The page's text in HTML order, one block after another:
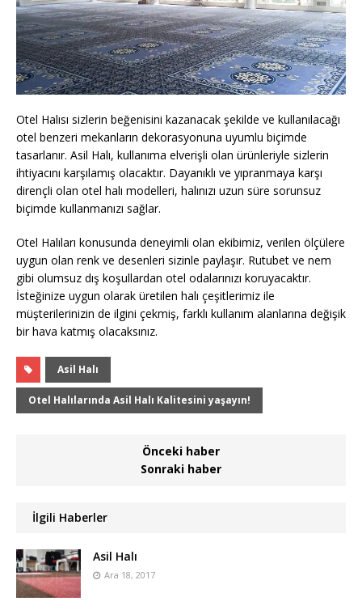
Otel Halısı sizlerin beğenisini kazanacak şekilde ve kullanılacağı
otel benzeri mekanların dekorasyonuna uyumlu biçimde
tasarlanır. Asil Halı, kullanıma elverişli olan ürünleriyle sizlerin
ihtiyacını karşılamış olacaktır. Dayanıklı ve yıpranmaya karşı
dirençli olan otel halı modelleri, halınızı uzun süre sorunsuz
biçimde kullanmanızı sağlar.
Otel Halıları konusunda deneyimli olan ekibimiz, verilen ölçülere
uygun olan renk ve desenleri sizinle paylaşır. Rutubet ve nem
gibi olumsuz dış koşullardan otel odalarınızı koruyacaktır.
İsteğinize uygun olarak üretilen halı çeşitlerimiz ile
müşterilerinizin de ilgini çekmiş, farklı kullanım alanlarına değişik
bir hava katmış olacaksınız.
Asil Halı
Otel Halılarında Asil Halı Kalitesini yaşayın!
Önceki haber
Sonraki haber
İlgili Haberler
Asil Halı
Ara 18, 2017